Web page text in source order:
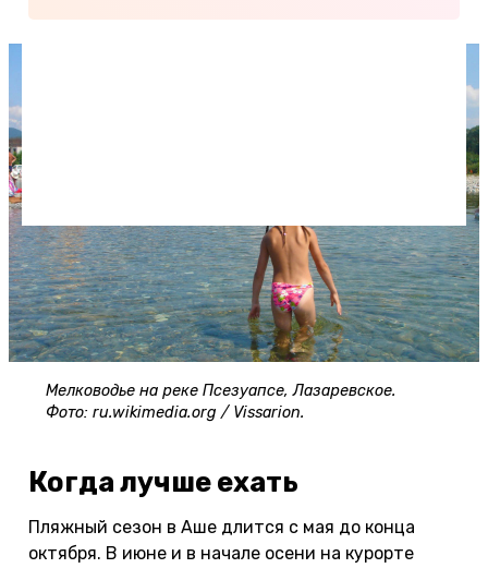
Мелководье на реке Псезуапсе, Лазаревское.
Фото: ru.wikimedia.org / Vissarion.
Когда лучше ехать
Пляжный сезон в Аше длится с мая до конца
октября. В июне и в начале осени на курорте